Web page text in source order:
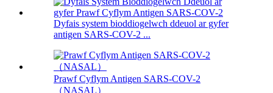
Dyfais system bioddiogelwch ddeuol ar gyfer
antigen SARS-COV-2 ...
Prawf Cyflym Antigen SARS-COV-2
（NASAL）